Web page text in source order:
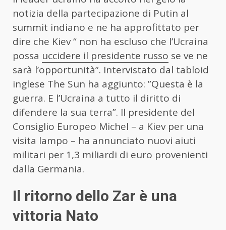
notizia della partecipazione di Putin al
summit indiano e ne ha approfittato per
dire che Kiev “ non ha escluso che l’Ucraina
possa uccidere il presidente russo se ve ne
sarà l’opportunità”. Intervistato dal tabloid
inglese The Sun ha aggiunto: ”Questa è la
guerra. E l’Ucraina a tutto il diritto di
difendere la sua terra”. Il presidente del
Consiglio Europeo Michel – a Kiev per una
visita lampo – ha annunciato nuovi aiuti
militari per 1,3 miliardi di euro provenienti
dalla Germania.
Il ritorno dello Zar è una
vittoria Nato